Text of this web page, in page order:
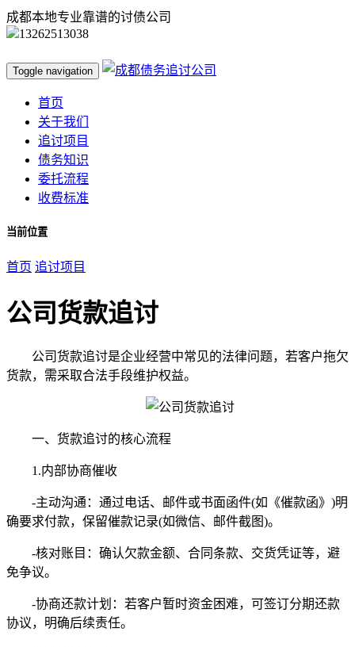
成都本地专业靠谱的讨债公司
13262513038
Toggle navigation
首页
关于我们
追讨项目
债务知识
委托流程
收费标准
当前位置
首页 追讨项目
公司货款追讨
公司货款追讨是企业经营中常见的法律问题，若客户拖欠
货款，需采取合法手段维护权益。
一、货款追讨的核心流程
1.内部协商催收
-主动沟通：通过电话、邮件或书面函件(如《催款函》)明
确要求付款，保留催款记录(如微信、邮件截图)。
-核对账目：确认欠款金额、合同条款、交货凭证等，避
免争议。
-协商还款计划：若客户暂时资金困难，可签订分期还款
协议，明确后续责任。